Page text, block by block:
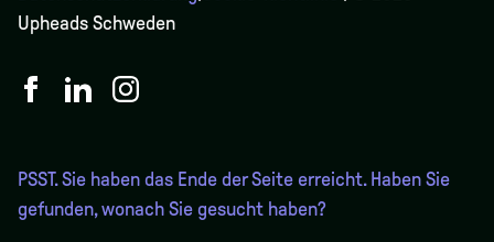
Upheads Schweden
PSST. Sie haben das Ende der Seite erreicht. Haben Sie
gefunden, wonach Sie gesucht haben?